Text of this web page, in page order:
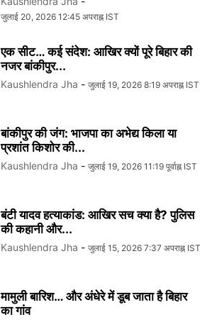
जुलाई 20, 2026 12:45 अपराह्न IST
एक सीट… कई संदेश: आखिर क्यों पूरे बिहार की
नजर बांकीपुर...
Kaushlendra Jha - जुलाई 19, 2026 8:19 अपराह्न IST
बांकीपुर की जंग: भाजपा का अभेद्य किला या
प्रशांत किशोर की...
Kaushlendra Jha - जुलाई 19, 2026 11:19 पूर्वाह्न IST
बंटी यादव हत्याकांड: आखिर सच क्या है? पुलिस
की कहानी और...
Kaushlendra Jha - जुलाई 15, 2026 7:37 अपराह्न IST
मामुली बारिश… और अंधेरे में डूब जाता है बिहार
का गांव